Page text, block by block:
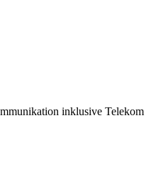
inklusive Telekom